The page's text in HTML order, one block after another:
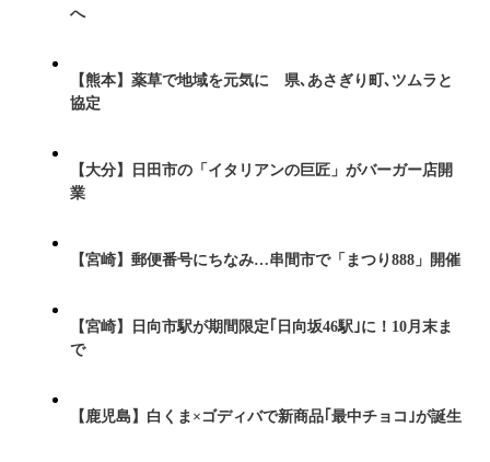
へ
【熊本】薬草で地域を元気に 県､あさぎり町､ツムラと
協定
【大分】日田市の「イタリアンの巨匠」がバーガー店開
業
【宮崎】郵便番号にちなみ…串間市で「まつり888」開催
【宮崎】日向市駅が期間限定｢日向坂46駅｣に！10月末ま
で
【鹿児島】白くま×ゴディバで新商品｢最中チョコ｣が誕生